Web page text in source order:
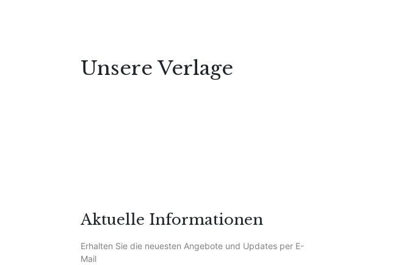
Unsere Verlage
Aktuelle Informationen
Erhalten Sie die neuesten Angebote und Updates per E-
Mail